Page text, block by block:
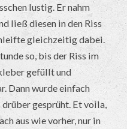
lustig. Er nahm
ließ diesen in den Riss
gleichzeitig dabei.
so, bis der Riss im
gefüllt und
Dann wurde einfach
gesprüht. Et voila,
aus wie vorher, nur in